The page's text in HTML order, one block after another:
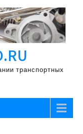
транспортных